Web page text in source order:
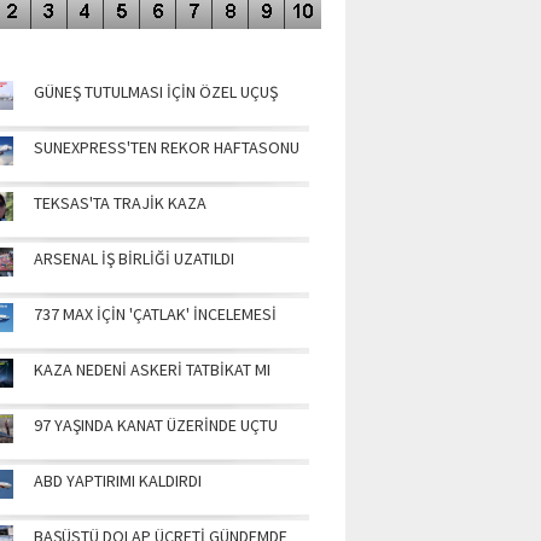
GÜNEŞ TUTULMASI İÇİN ÖZEL UÇUŞ
SUNEXPRESS'TEN REKOR HAFTASONU
TEKSAS'TA TRAJİK KAZA
ARSENAL İŞ BİRLİĞİ UZATILDI
737 MAX İÇİN 'ÇATLAK' İNCELEMESİ
KAZA NEDENİ ASKERİ TATBİKAT MI
97 YAŞINDA KANAT ÜZERİNDE UÇTU
ABD YAPTIRIMI KALDIRDI
BAŞÜSTÜ DOLAP ÜCRETİ GÜNDEMDE